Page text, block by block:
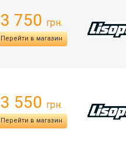
3 750 грн.
Перейти в магазин
3 550 грн.
Перейти в магазин